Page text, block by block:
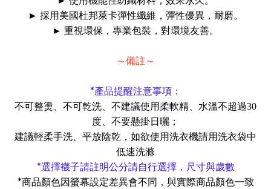
► 採用美國杜邦萊卡彈性纖維，彈性優異，耐磨。
► 重視環保，專業包裝，對環境友善。
～備註～
*產品提醒注意事項：
不可整燙、不可乾洗、不建議使用柔軟精、水溫不超過30
度、不要懸掛日曬；
建議輕柔手洗、平放陰乾，如欲使用洗衣機請用洗衣袋中
低速洗滌
*選擇襪子請註明公分請自行選擇，尺寸與歲數
*商品顏色因螢幕設定差異會不同，與實際商品顏色一致